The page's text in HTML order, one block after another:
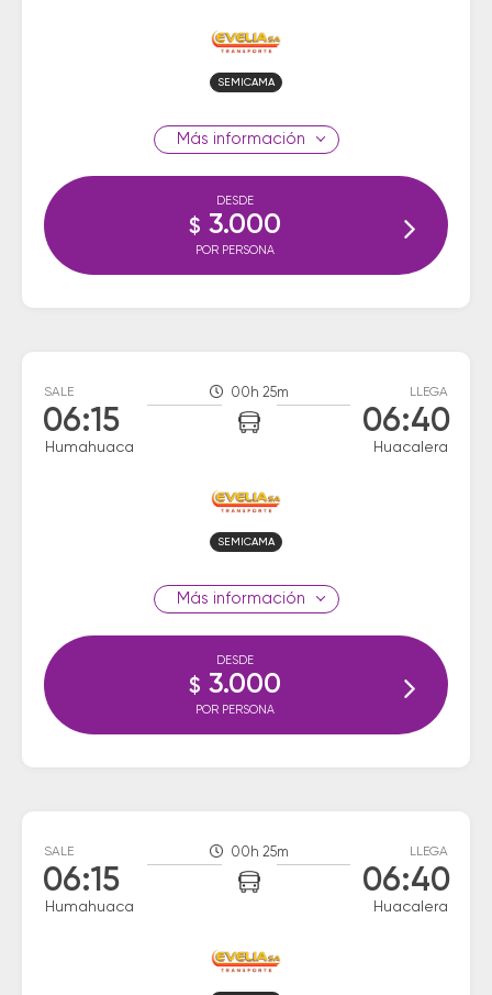
SEMICAMA
información
DESDE
$ 3.000
POR PERSONA
SALE
06:15
Humahuaca
00h 25m LLEGA
06:40
Huacalera
SEMICAMA
información
DESDE
$ 3.000
POR PERSONA
SALE
06:15
Humahuaca
00h 25m LLEGA
06:40
Huacalera